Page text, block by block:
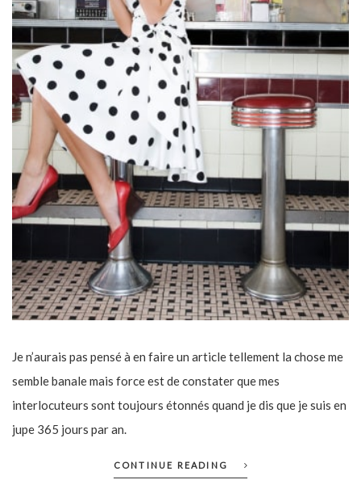
Je n’aurais pas pensé à en faire un article tellement la chose me
semble banale mais force est de constater que mes
interlocuteurs sont toujours étonnés quand je dis que je suis en
jupe 365 jours par an.
CONTINUE READING